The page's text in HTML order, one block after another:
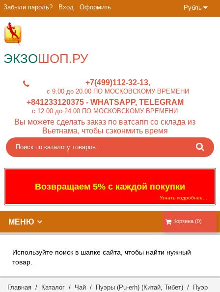
Рубль
Забыли пароль? Вход Оформить
ЭКЗОШОП.РУ
+7(499)112-32-13
c 9.00 до 20.00 ПО МОСКОВСКОМУ ВРЕМЕНИ
+841233120375- WHATSAPP, TELEGRAM
c 12.00 до 24.00 ПО МОСКОВСКОМУ ВРЕМЕНИ
Вы можете сделать заказ по ватсапп со склада из
Вьетнама, чтобы сэконмить время
Возвращаем 5% с каждой покупки
Узнать подробнее...
Корзина (0)
МЕНЮ
Используйте поиск в шапке сайта, чтобы найти нужный
товар.
Главная / Каталог / Чай / Пуэры (Pu-erh) (Китай, Тибет) / Пуэр